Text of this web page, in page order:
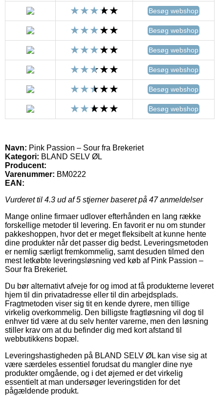
Besøg webshop
Besøg webshop
Besøg webshop
Besøg webshop
Besøg webshop
Besøg webshop
Navn: Pink Passion – Sour fra Brekeriet
Kategori: BLAND SELV ØL
Producent:
Varenummer: BM0222
EAN:
Vurderet til 4.3 ud af 5 stjerner baseret på 47anmeldelser
Mange online firmaer udlover efterhånden en lang række
forskellige metoder til levering. En favorit er nu om stunder
pakkeshoppen, hvor det er meget fleksibelt at kunne hente
dine produkter når det passer dig bedst. Leveringsmetoden
er nemlig særligt fremkommelig, samt desuden tilmed den
mest letkøbte leveringsløsning ved køb af Pink Passion –
Sour fra Brekeriet.
Du bør alternativt afveje for og imod at få produkterne leveret
hjem til din privatadresse eller til din arbejdsplads.
Fragtmetoden viser sig tit en kende dyrere, men tillige
virkelig overkommelig. Den billigste fragtløsning vil dog til
enhver tid være at du selv henter varerne, men den løsning
stiller krav om at du befinder dig med kort afstand til
webbutikkens bopæl.
Leveringshastigheden på BLAND SELV ØL kan vise sig at
være særdeles essentiel forudsat du mangler dine nye
produkter omgående, og i det øjemed er det virkelig
essentielt at man undersøger leveringstiden for det
pågældende produkt.